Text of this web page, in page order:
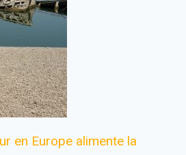
en Europe alimente la